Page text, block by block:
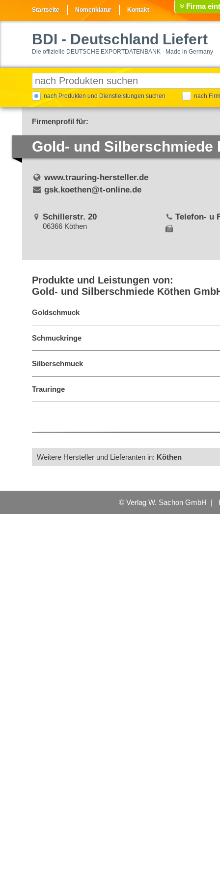
Startseite Nomenklatur Kontakt Firma
BDI - Deutschland Liefert
Die offizielle DEUTSCHE EXPORTDATENBANK - Made in Germany
nach Produkten und Dienstleistungen suchen nach
Firmenprofil für:
Gold- und Silberschmiede
www.trauring-hersteller.de
gsk.koethen@t-online.de
Schillerstr. 20
06366 Köthen
Telefon- u
Produkte und Leistungen von:
Gold- und Silberschmiede Köthen
Goldschmuck
Schmuckringe
Silberschmuck
Trauringe
Weitere Hersteller und Lieferanten in: Köthen
© Verlag W. Sachon GmbH |